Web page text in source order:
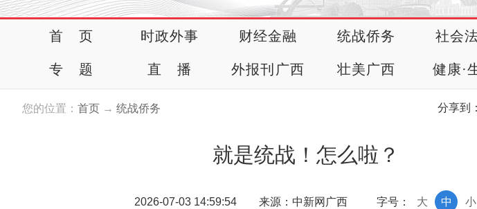
首 页 时政外事 财经金融 统战侨务 社会
专 题 直 播 外报刊广西 壮美广西 健康·
您的位置： 首页 → 统战侨务 分享到：
就是统战！怎么啦？
2026-07-03 14:59:54 来源：中新网广西 字号： 小
中
大